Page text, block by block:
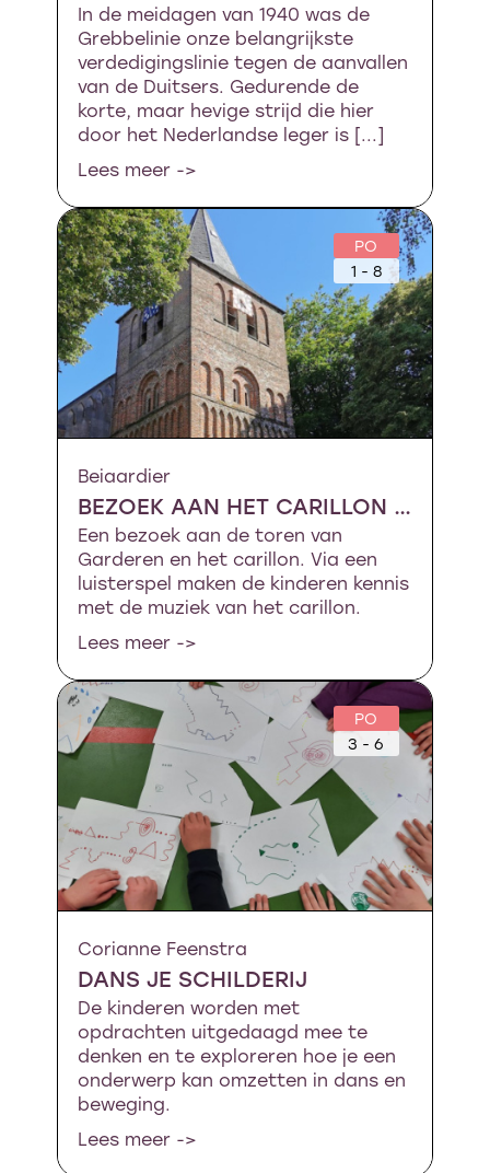
In de meidagen van 1940 was de
Grebbelinie onze belangrijkste
verdedigingslinie tegen de aanvallen
van de Duitsers. Gedurende de
korte, maar hevige strijd die hier
door het Nederlandse leger is [...]
Lees meer ->
PO
1 - 8
Beiaardier
BEZOEK AAN HET CARILLON IN DORPSKERK VAN GARDEREN
Een bezoek aan de toren van
Garderen en het carillon. Via een
luisterspel maken de kinderen kennis
met de muziek van het carillon.
Lees meer ->
PO
3 - 6
Corianne Feenstra
DANS JE SCHILDERIJ
De kinderen worden met
opdrachten uitgedaagd mee te
denken en te exploreren hoe je een
onderwerp kan omzetten in dans en
beweging.
Lees meer ->